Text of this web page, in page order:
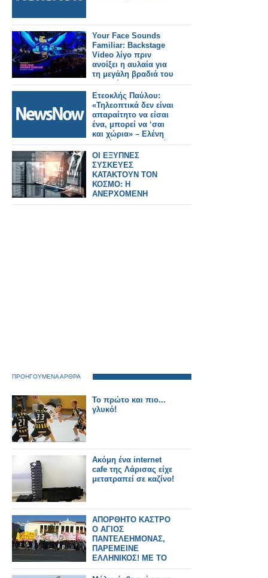
Your Face Sounds
Familiar: Backstage
Video λίγο πριν
ανοίξει η αυλαία για
τη μεγάλη βραδιά του
Τελικού
Ετεοκλής Παύλου:
«Τηλεοπτικά δεν είναι
απαραίτητο να είσαι
ένα, μπορεί να ‘σαι
και χώρια» – Ελένη
Χατζίδου: «Έτσι, κάθε
μέρα να το λέμε μπας
και..»
ΟΙ ΕΞΥΠΝΕΣ
ΣΥΣΚΕΥΕΣ
ΚΑΤΑΚΤΟΥΝ ΤΟΝ
ΚΟΣΜΟ: Η
ΑΝΕΡΧΟΜΕΝΗ
ΔΥΝΑΜΗ ΤΟΥ IoT
ΠΡΟΗΓΟΥΜΕΝΑ ΑΡΘΡΑ
Το πρώτο και πιο...
γλυκό!
Ακόμη ένα internet
cafe της Λάρισας είχε
μετατραπεί σε καζίνο!
ΑΠΟΡΘΗΤΟ ΚΑΣΤΡΟ
Ο ΑΓΙΟΣ
ΠΑΝΤΕΛΕΗΜΟΝΑΣ,
ΠΑΡΕΜΕΙΝΕ
ΕΛΛΗΝΙΚΟΣ! ΜΕ ΤΟ
ΖΟΡΙ ΜΑΖΕΨΑΝ 200